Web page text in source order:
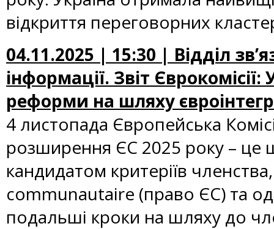
відкриття переговорних
04.11.2025 | 15:30 | Відділ
інформації. Звіт
реформи на шляху
4 листопада Європейська
розширення ЄС 2025 року – це
кандидатом критеріїв
communautaire (право ЄС) та
подальші кроки на шляху до